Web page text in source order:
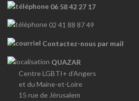
06 58 42 27 17
02 41 88 87 49
Contactez-nous par mail
QUAZAR
Centre LGBTI+ d’Angers
et du Maine-et-Loire
15 rue de Jérusalem